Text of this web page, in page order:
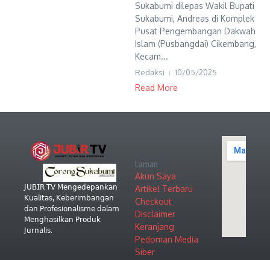
Sukabumi dilepas Wakil Bupati
Sukabumi, Andreas di Komplek
Pusat Pengembangan Dakwah
Islam (Pusbangdai) Cikembang,
Kecam...
Redaksi 10/05/2025
Read More
𝖩𝖴𝖡𝖨𝖱 𝖳𝖵 𝖬𝖾𝗇𝗀𝖾𝖽𝖾𝗉𝖺𝗇𝗄𝖺𝗇
𝖪𝗎𝖺𝗅𝗂𝗍𝖺𝗌, 𝖪𝖾𝖻𝖾𝗋𝗂𝗆𝖻𝖺𝗇𝗀𝖺𝗇
𝖽𝖺𝗇 𝖯𝗋𝗈𝖿𝖾𝗌𝗂𝗈𝗇𝖺𝗅𝗂𝗌𝗆𝖾 𝖽𝖺𝗅𝖺𝗆
𝖬𝖾𝗇𝗀𝗁𝖺𝗌𝗂𝗅𝗄𝖺𝗇 𝖯𝗋𝗈𝖽𝗎𝗄
𝖩𝗎𝗋𝗇𝖺𝗅𝗂𝗌.
Laman
Akun Saya
Artikel Terbaru
Checkout
Disclaimer
Keranjang
Pedoman Media
Siber